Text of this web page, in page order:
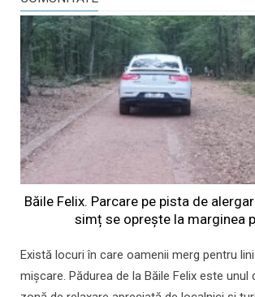
Băile Felix. Parcare pe pista de
simț se oprește la marginea
Există locuri în care oamenii merg pentru
mișcare. Pădurea de la Băile Felix este unul